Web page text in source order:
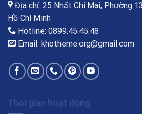
Địa chỉ: 25 Nhất Chi Mai, Phường
Hồ Chí Minh
Hotline: 0899.45.45.48
Email: khotheme.org@gmail.com
Thời gian hoạt động